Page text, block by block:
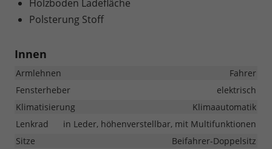
Holzboden Ladefläche
Polsterung Stoff
Innen
Armlehnen
Fahrer
Fensterheber
elektrisch
Klimatisierung
Klimaautomatik
Lenkrad
in Leder, höhenverstellbar, mit Multifunktionen
Sitze
Beifahrer-Doppelsitz